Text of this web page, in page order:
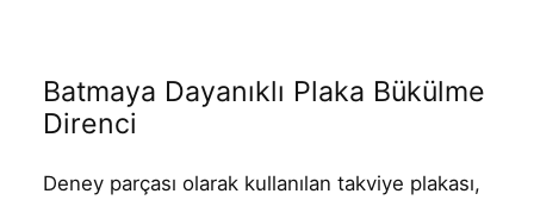
Batmaya Dayanıklı Plaka Bükülme
Direnci
Deney parçası olarak kullanılan takviye plakası,